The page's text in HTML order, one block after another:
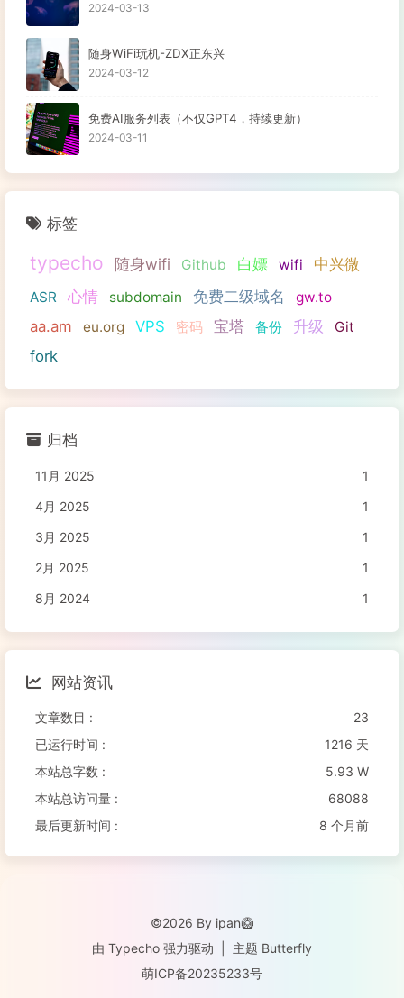
2024-03-13
随身WiFi玩机-ZDX正东兴
2024-03-12
免费AI服务列表（不仅GPT4，持续更新）
2024-03-11
标签
typecho 随身wifi Github 白嫖 wifi 中兴微
ASR 心情 subdomain 免费二级域名 gw.to
aa.am eu.org VPS 密码 宝塔 备份 升级 Git
fork
归档
11月 2025
1
4月 2025
1
3月 2025
1
2月 2025
1
8月 2024
1
网站资讯
文章数目 :
23
已运行时间 :
1216 天
本站总字数 :
5.93 W
本站总访问量 :
68088
最后更新时间 :
8 个月前
©2026 By ipan🥝
由 Typecho 强力驱动 主题 Butterfly
萌ICP备20235233号